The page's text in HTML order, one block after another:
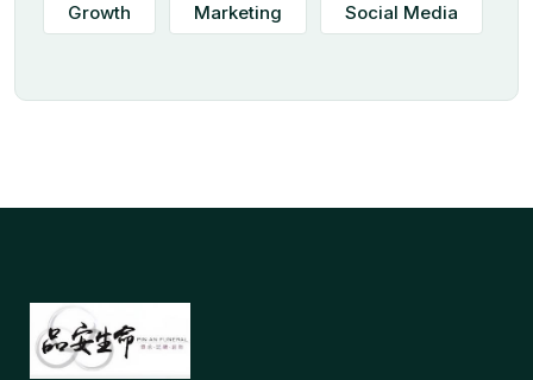
Growth Marketing Social Media